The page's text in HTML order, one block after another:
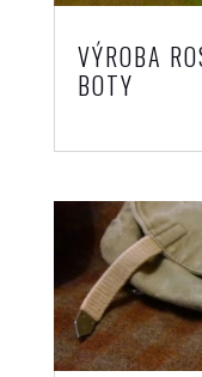
VÝROBA
BOTY